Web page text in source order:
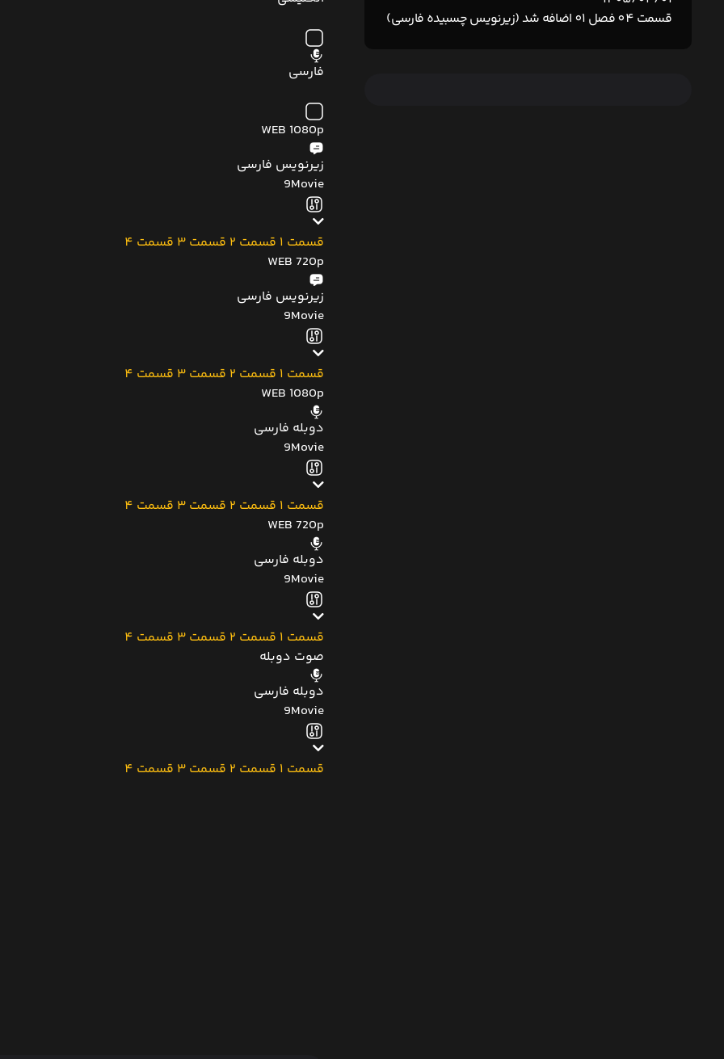
قسمت 04 فصل 01 اضافه شد (زیرنویس چسبیده فارسی)
فارسی
WEB 1080p
زیرنویس فارسی
9Movie
قسمت 1 قسمت 2 قسمت 3
قسمت 4
WEB 720p
زیرنویس فارسی
9Movie
قسمت 1 قسمت 2 قسمت 3
قسمت 4
WEB 1080p
دوبله فارسی
9Movie
قسمت 1 قسمت 2 قسمت 3
قسمت 4
WEB 720p
دوبله فارسی
9Movie
قسمت 1 قسمت 2 قسمت 3
قسمت 4
صوت دوبله
دوبله فارسی
9Movie
قسمت 1 قسمت 2 قسمت 3
قسمت 4